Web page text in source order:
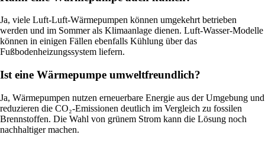
Ja, viele Luft-Luft-Wärmepumpen können umgekehrt betrieben
werden und im Sommer als Klimaanlage dienen. Luft-Wasser-Modelle
können in einigen Fällen ebenfalls Kühlung über das
Fußbodenheizungssystem liefern.
Ist eine Wärmepumpe umweltfreundlich?
Ja, Wärmepumpen nutzen erneuerbare Energie aus der Umgebung und
reduzieren die CO₂-Emissionen deutlich im Vergleich zu fossilen
Brennstoffen. Die Wahl von grünem Strom kann die Lösung noch
nachhaltiger machen.